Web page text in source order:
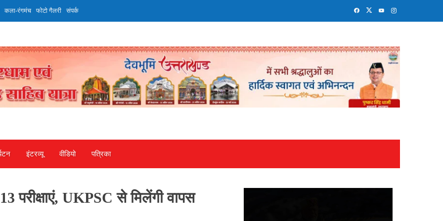
कला-रंगमंच फोटो गैलरी संपर्क
इंटरव्‍यू वीडियो पत्रिका
परीक्षाएं, UKPSC से मिलेंगी वापस